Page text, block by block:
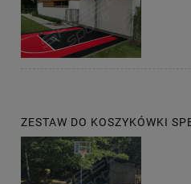
ZESTAW DO KOSZYKÓWKI